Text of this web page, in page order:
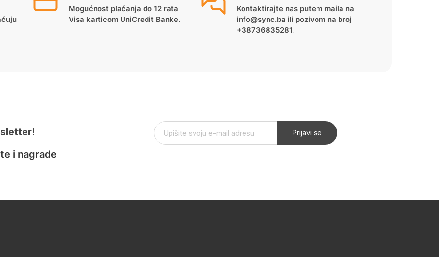
Mogućnost plaćanja do 12 rata
Visa karticom UniCredit Banke.
Kontaktirajte nas putem maila na
info@sync.ba ili pozivom na broj
+38736835281.
i nagrade
Prijavi se